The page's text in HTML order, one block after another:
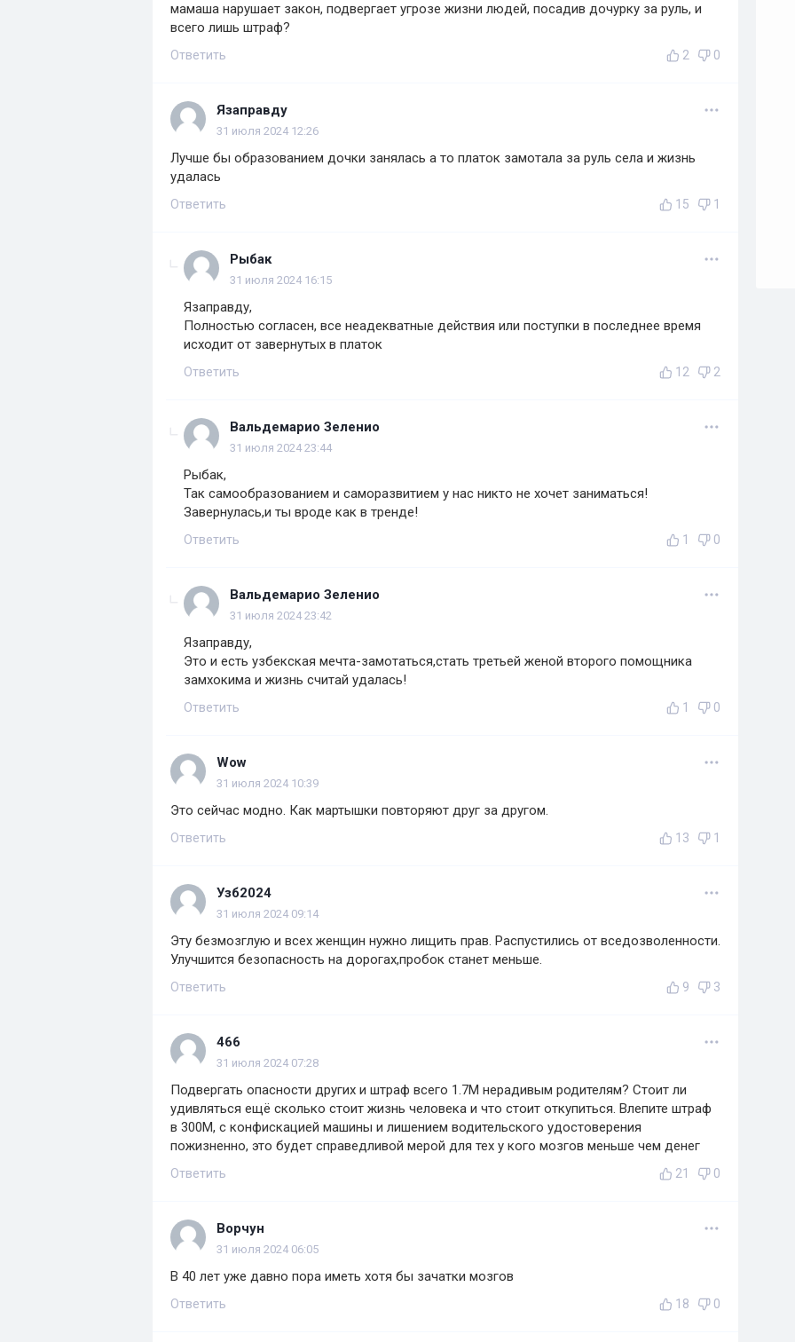
мамаша нарушает закон, подвергает угрозе жизни людей, посадив дочурку за руль, и
всего лишь штраф?
Ответить 2 0
Язаправду
31 июля 2024 12:26
Лучше бы образованием дочки занялась а то платок замотала за руль села и жизнь
удалась
Ответить 15 1
Рыбак
31 июля 2024 16:15
Язаправду,
Полностью согласен, все неадекватные действия или поступки в последнее время
исходит от завернутых в платок
Ответить 12 2
Вальдемарио Зеленио
31 июля 2024 23:44
Рыбак,
Так самообразованием и саморазвитием у нас никто не хочет заниматься!
Завернулась,и ты вроде как в тренде!
Ответить 1 0
Вальдемарио Зеленио
31 июля 2024 23:42
Язаправду,
Это и есть узбекская мечта-замотаться,стать третьей женой второго помощника
замхокима и жизнь считай удалась!
Ответить 1 0
Wow
31 июля 2024 10:39
Это сейчас модно. Как мартышки повторяют друг за другом.
Ответить 13 1
Узб2024
31 июля 2024 09:14
Эту безмозглую и всех женщин нужно лищить прав. Распустились от вседозволенности.
Улучшится безопасность на дорогах,пробок станет меньше.
Ответить 9 3
466
31 июля 2024 07:28
Подвергать опасности других и штраф всего 1.7М нерадивым родителям? Стоит ли
удивляться ещё сколько стоит жизнь человека и что стоит откупиться. Влепите штраф
в 300М, с конфискацией машины и лишением водительского удостоверения
пожизненно, это будет справедливой мерой для тех у кого мозгов меньше чем денег
Ответить 21 0
Ворчун
31 июля 2024 06:05
В 40 лет уже давно пора иметь хотя бы зачатки мозгов
Ответить 18 0